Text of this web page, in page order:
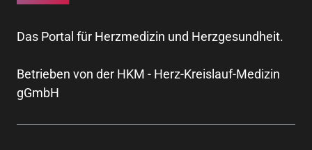
Das Portal für Herzmedizin und Herzgesundheit.
Betrieben von der HKM - Herz-Kreislauf-Medizin
gGmbH